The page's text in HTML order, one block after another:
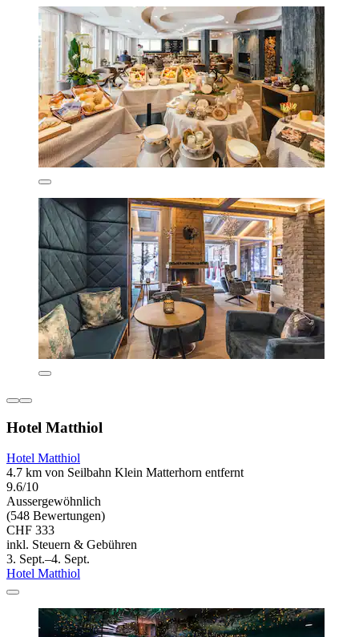
Hotel Matthiol
Hotel Matthiol
4.7 km von Seilbahn Klein Matterhorn entfernt
9.6/10
Aussergewöhnlich
(548 Bewertungen)
CHF 333
inkl. Steuern & Gebühren
3. Sept.–4. Sept.
Hotel Matthiol